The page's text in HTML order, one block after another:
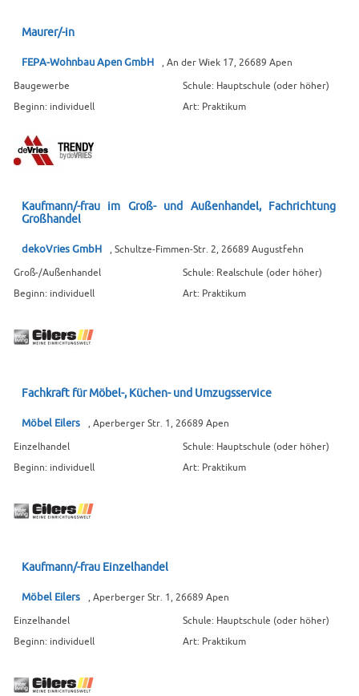
Maurer/-in
FEPA-Wohnbau Apen GmbH , An der Wiek 17, 26689 Apen
Baugewerbe
Schule: Hauptschule (oder höher)
Beginn: individuell
Art: Praktikum
Kaufmann/-frau im Groß- und Außenhandel, Fachrichtung
Großhandel
dekoVries GmbH , Schultze-Fimmen-Str. 2, 26689 Augustfehn
Groß-/Außenhandel
Schule: Realschule (oder höher)
Beginn: individuell
Art: Praktikum
Fachkraft für Möbel-, Küchen- und Umzugsservice
Möbel Eilers , Aperberger Str. 1, 26689 Apen
Einzelhandel
Schule: Hauptschule (oder höher)
Beginn: individuell
Art: Praktikum
Kaufmann/-frau Einzelhandel
Möbel Eilers , Aperberger Str. 1, 26689 Apen
Einzelhandel
Schule: Hauptschule (oder höher)
Beginn: individuell
Art: Praktikum